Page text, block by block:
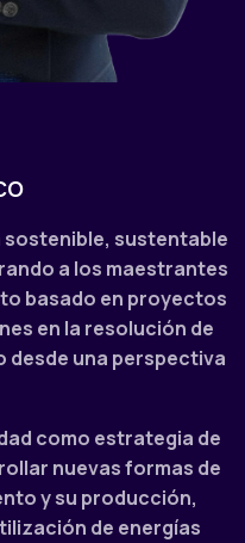
sustentable
a los maestrantes
basado en proyectos
en la resolución de
desde una perspectiva
como estrategia de
nuevas formas de
y su producción,
de energías